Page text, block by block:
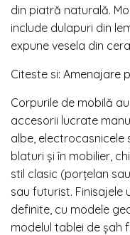
din piatră naturală.
include dulapuri din
expune vesela din
Citeste si: Amenajare
Corpurile de mobilă
accesorii lucrate
albe, electrocasnicele
blaturi și în mobilier,
stil clasic (porțelan
sau futurist. Finisajele
definite, cu modele
modelul tablei de șah